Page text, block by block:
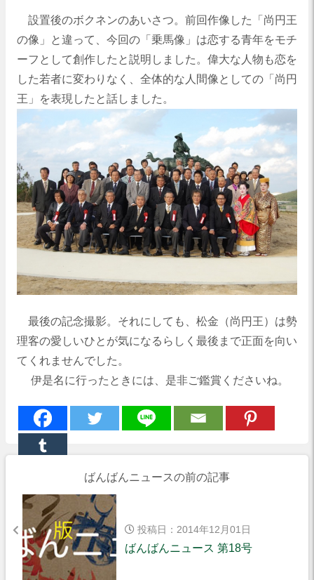
設置後のボクネンのあいさつ。前回作像した「尚円王
の像」と違って、今回の「乗馬像」は恋する青年をモチ
ーフとして創作したと説明しました。偉大な人物も恋を
した若者に変わりなく、全体的な人間像としての「尚円
王」を表現したと話しました。
最後の記念撮影。それにしても、松金（尚円王）は勢
理客の愛しいひとが気になるらしく最後まで正面を向い
てくれませんでした。
伊是名に行ったときには、是非ご鑑賞くださいね。
ばんばんニュースの前の記事
投稿日：2014年12月01日
ばんばんニュース 第18号